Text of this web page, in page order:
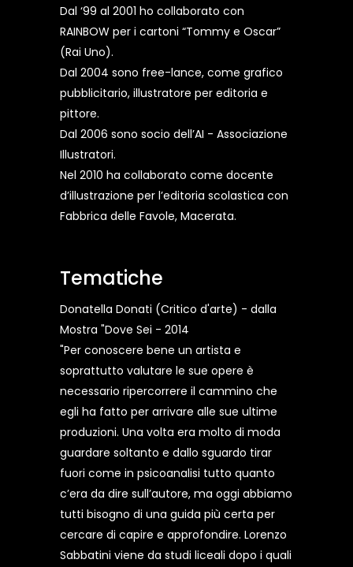
Dal ‘99 al 2001 ho collaborato con
RAINBOW per i cartoni “Tommy e Oscar”
(Rai Uno).
Dal 2004 sono free-lance, come grafico
pubblicitario, illustratore per editoria e
pittore.
Dal 2006 sono socio dell’AI - Associazione
Illustratori.
Nel 2010 ha collaborato come docente
d’illustrazione per l’editoria scolastica con
Fabbrica delle Favole, Macerata.
Tematiche
Donatella Donati (Critico d'arte) - dalla
Mostra "Dove Sei - 2014
"Per conoscere bene un artista e
soprattutto valutare le sue opere è
necessario ripercorrere il cammino che
egli ha fatto per arrivare alle sue ultime
produzioni. Una volta era molto di moda
guardare soltanto e dallo sguardo tirar
fuori come in psicoanalisi tutto quanto
c’era da dire sull’autore, ma oggi abbiamo
tutti bisogno di una guida più certa per
cercare di capire e approfondire. Lorenzo
Sabbatini viene da studi liceali dopo i quali